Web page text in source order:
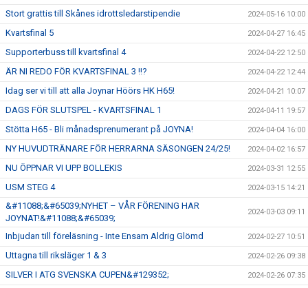
Stort grattis till Skånes idrottsledarstipendie 2024-05-16 10:00
Kvartsfinal 5 2024-04-27 16:45
Supporterbuss till kvartsfinal 4 2024-04-22 12:50
ÄR NI REDO FÖR KVARTSFINAL 3 !!? 2024-04-22 12:44
Idag ser vi till att alla Joynar Höörs HK H65! 2024-04-21 10:07
DAGS FÖR SLUTSPEL - KVARTSFINAL 1 2024-04-11 19:57
Stötta H65 - Bli månadsprenumerant på JOYNA! 2024-04-04 16:00
NY HUVUDTRÄNARE FÖR HERRARNA SÄSONGEN 24/25! 2024-04-02 16:57
NU ÖPPNAR VI UPP BOLLEKIS 2024-03-31 12:55
USM STEG 4 2024-03-15 14:21
&#11088;&#65039;NYHET – VÅR FÖRENING HAR
JOYNAT!&#11088;&#65039;
2024-03-03 09:11
Inbjudan till föreläsning - Inte Ensam Aldrig Glömd 2024-02-27 10:51
Uttagna till riksläger 1 & 3 2024-02-26 09:38
SILVER I ATG SVENSKA CUPEN&#129352; 2024-02-26 07:35